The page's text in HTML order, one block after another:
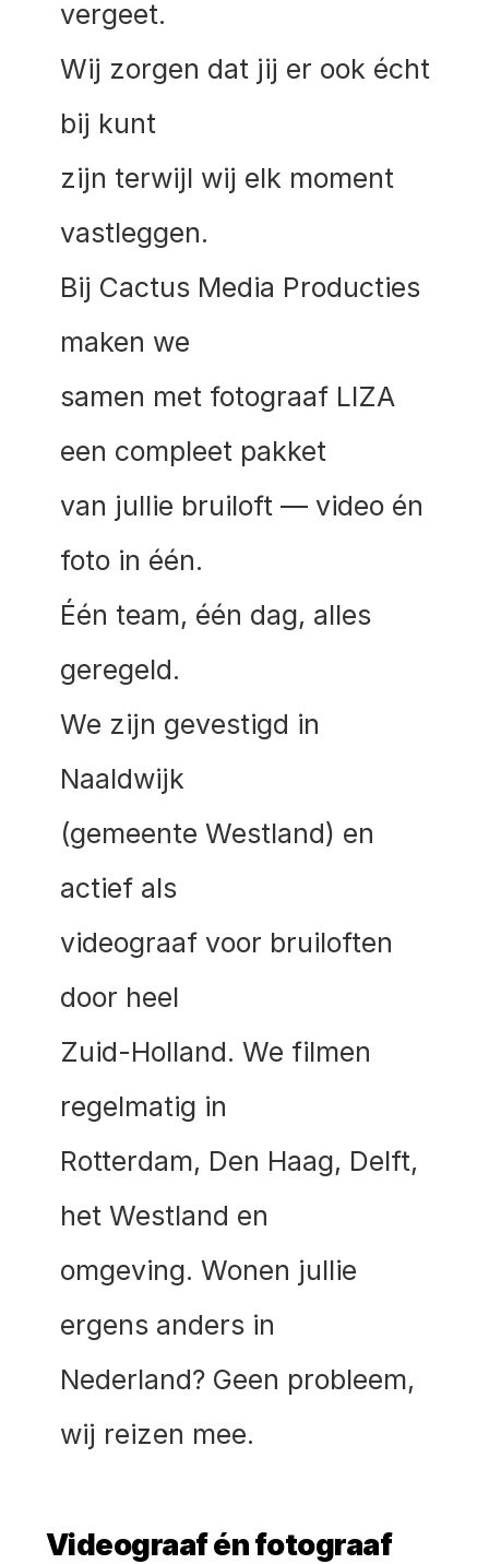
vergeet.
Wij zorgen dat jij er ook écht
bij kunt
zijn terwijl wij elk moment
vastleggen.
Bij Cactus Media Producties
maken we
samen met fotograaf LIZA
een compleet pakket
van jullie bruiloft — video én
foto in één.
Één team, één dag, alles
geregeld.
We zijn gevestigd in
Naaldwijk
(gemeente Westland) en
actief als
videograaf voor bruiloften
door heel
Zuid-Holland. We filmen
regelmatig in
Rotterdam, Den Haag, Delft,
het Westland en
omgeving. Wonen jullie
ergens anders in
Nederland? Geen probleem,
wij reizen mee.
Videograaf én fotograaf